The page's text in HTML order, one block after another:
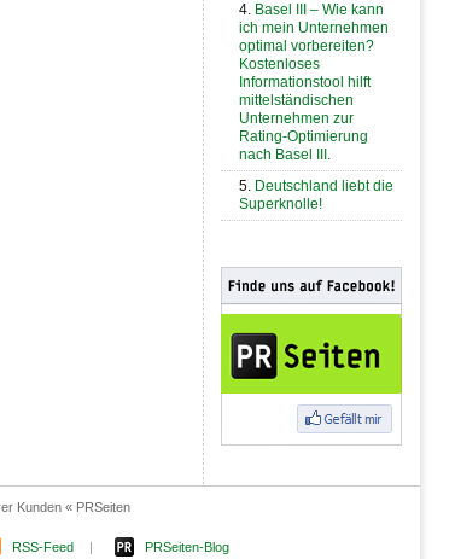
Basel III – Wie kann
ich mein Unternehmen
optimal vorbereiten?
Kostenloses
Informationstool hilft
mittelständischen
Unternehmen zur
Rating-Optimierung
nach Basel III.
Deutschland liebt die
Superknolle!
Kunden « PRSeiten
RSS-Feed | PRSeiten-Blog